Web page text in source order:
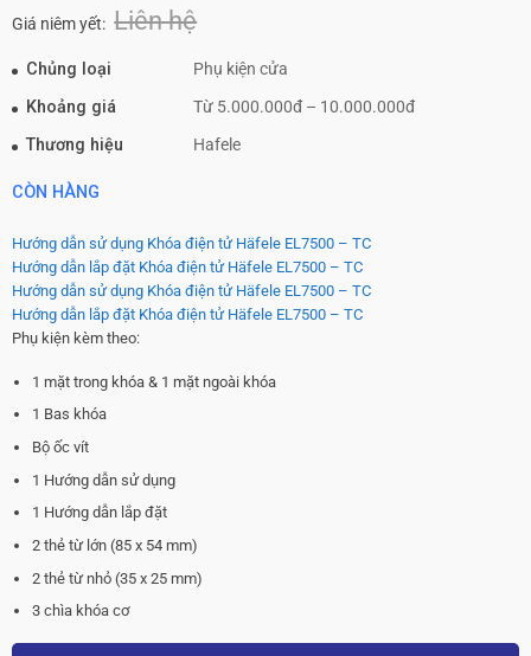
Giá niêm yết: Liên hệ
Chủng loại
Phụ kiện cửa
Khoảng giá
Từ 5.000.000đ – 10.000.000đ
Thương hiệu
Hafele
CÒN HÀNG
Hướng dẫn sử dụng Khóa điện tử Häfele EL7500 – TC
Hướng dẫn lắp đặt Khóa điện tử Häfele EL7500 – TC
Hướng dẫn sử dụng Khóa điện tử Häfele EL7500 – TC
Hướng dẫn lắp đặt Khóa điện tử Häfele EL7500 – TC
Phụ kiện kèm theo:
1 mặt trong khóa & 1 mặt ngoài khóa
1 Bas khóa
Bộ ốc vít
1 Hướng dẫn sử dụng
1 Hướng dẫn lắp đặt
2 thẻ từ lớn (85 x 54 mm)
2 thẻ từ nhỏ (35 x 25 mm)
3 chìa khóa cơ